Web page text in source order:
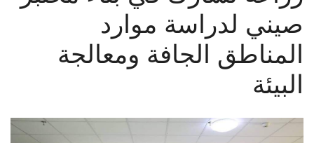
صيني لدراسة موارد
المناطق الجافة ومعالجة
البيئة